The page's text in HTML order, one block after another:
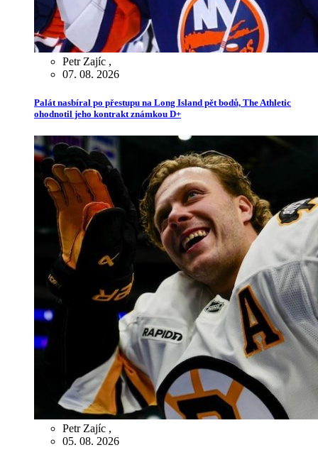
Petr Zajíc ,
07. 08. 2026
Palát nasbíral po přestupu na Long Island pět bodů, The Athletic
ohodnotil jeho kontrakt známkou D+
Petr Zajíc ,
05. 08. 2026